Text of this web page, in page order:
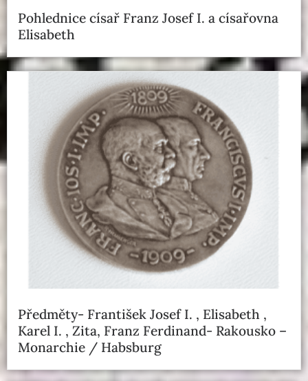
Pohlednice císař Franz Josef I. a císařovna
Elisabeth
Předměty- František Josef I. , Elisabeth ,
Karel I. , Zita, Franz Ferdinand- Rakousko –
Monarchie / Habsburg